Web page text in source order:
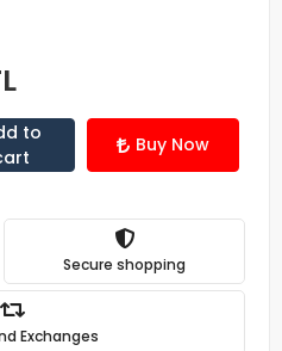
to
Buy Now
Secure shopping
Exchanges